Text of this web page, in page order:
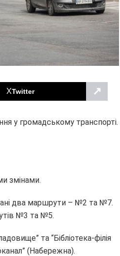
Twitter ↗
у громадському транспорті.
змінами.
два маршрути – №2 та №7.
№3 та №5.
та “Бібліотека-філія
(Набережна).